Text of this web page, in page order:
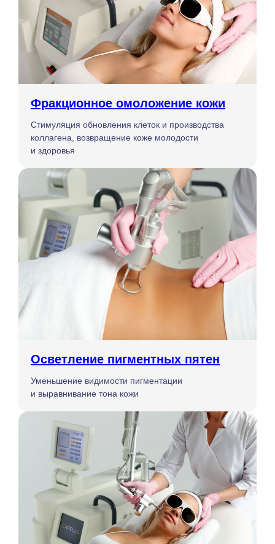
Фракционное омоложение кожи
Стимуляция обновления клеток и производства
коллагена, возвращение коже молодости
и здоровья
Осветление пигментных пятен
Уменьшение видимости пигментации
и выравнивание тона кожи